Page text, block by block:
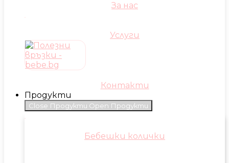
За нас
Услуги
Контакти
Продукти
Close Продукти Open Продукти
Бебешки колички